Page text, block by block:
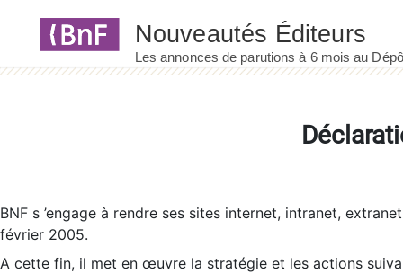
BNF s ’engage à rendre ses sites internet, intranet,
février 2005.
A cette fin, il met en œuvre la stratégie et les actions